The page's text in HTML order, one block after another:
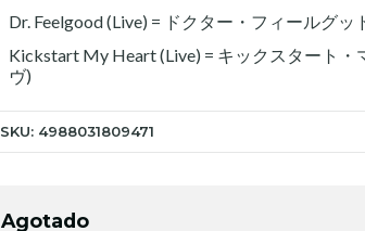
Dr. Feelgood (Live) = ドクター・フィールグッ
Kickstart My Heart (Live) = キックスタート・
ヴ)
SKU: 4988031809471
Agotado